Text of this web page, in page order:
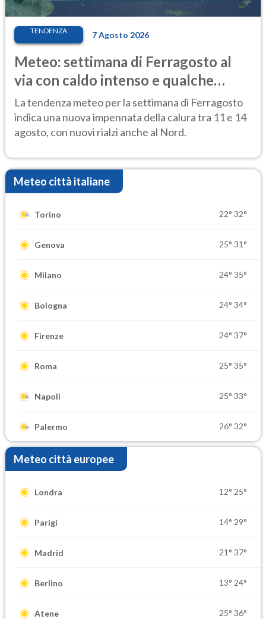
TENDENZA 7 Agosto 2026
Meteo: settimana di Ferragosto al
via con caldo intenso e qualche
temporale
La tendenza meteo per la settimana di Ferragosto
indica una nuova impennata della calura tra 11 e 14
agosto, con nuovi rialzi anche al Nord.
Meteo città italiane
Torino 22° 32°
Genova 25° 31°
Milano 24° 35°
Bologna 24° 34°
Firenze 24° 37°
Roma 25° 35°
Napoli 25° 33°
Palermo 26° 32°
Meteo città europee
Londra 12° 25°
Parigi 14° 29°
Madrid 21° 37°
Berlino 13° 24°
Atene 25° 36°